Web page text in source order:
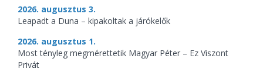
2026. augusztus 3.
Leapadt a Duna – kipakoltak a járókelők
2026. augusztus 1.
Most tényleg megmérettetik Magyar Péter – Ez Viszont
Privát